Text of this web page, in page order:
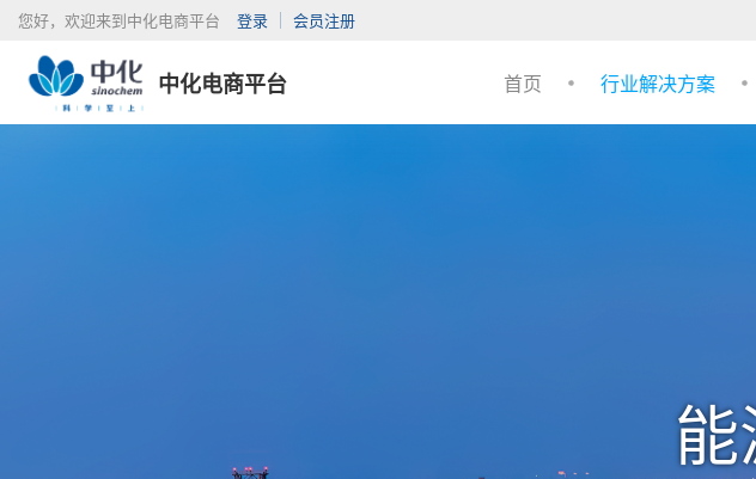
您好，欢迎来到中化电商平台 登录 会员注册
中化电商平台 首页 行业解决方案